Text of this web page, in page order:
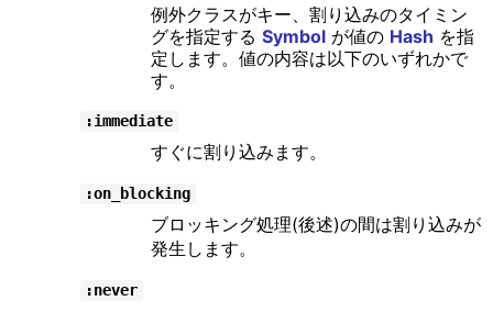
例外クラスがキー、割り込みのタイミン
グを指定する Symbolが値の Hash を指
定します。値の内容は以下のいずれかで
す。
:immediate
すぐに割り込みます。
:on_blocking
ブロッキング処理(後述)の間は割り込みが
発生します。
:never